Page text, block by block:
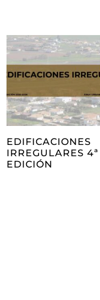
EDIFICACIONES
IRREGULARES 4ª
EDICIÓN